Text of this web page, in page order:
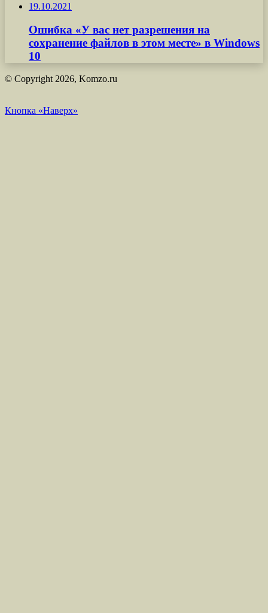
19.10.2021
Ошибка «У вас нет разрешения на
сохранение файлов в этом месте» в Windows
10
© Copyright 2026, Komzo.ru
Кнопка «Наверх»